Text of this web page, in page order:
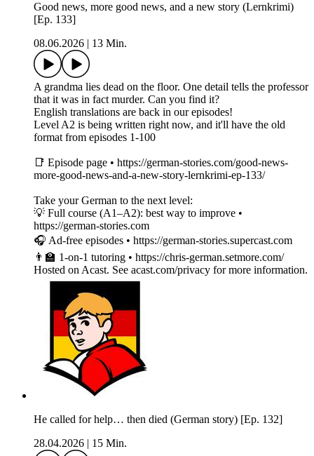
Good news, more good news, and a new story (Lernkrimi)
[Ep. 133]
08.06.2026
13 Min.
A grandma lies dead on the floor. One detail tells the professor
that it was in fact murder. Can you find it?
English translations are back in our episodes!
Level A2 is being written right now, and it'll have the old
format from episodes 1-100
📑 Episode page • https://german-stories.com/good-news-
more-good-news-and-a-new-story-lernkrimi-ep-133/
Take your German to the next level:
💡 Full course (A1–A2): best way to improve •
https://german-stories.com
🎧 Ad-free episodes • https://german-stories.supercast.com
👨‍🏫 1-on-1 tutoring • https://chris-german.setmore.com/
Hosted on Acast. See acast.com/privacy for more information.
He called for help… then died (German story) [Ep. 132]
28.04.2026
15 Min.